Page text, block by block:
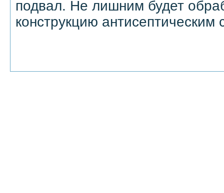
подвал. Не лишним будет
конструкцию антисептическим